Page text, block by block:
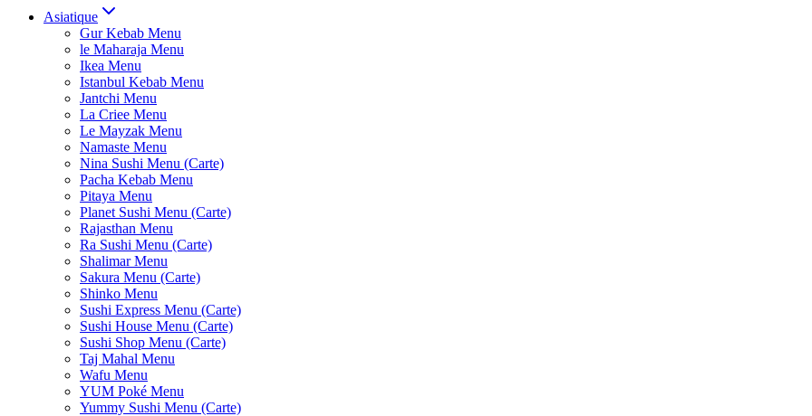
Asiatique
Gur Kebab Menu
le Maharaja Menu
Ikea Menu
Istanbul Kebab Menu
Jantchi Menu
La Criee Menu
Le Mayzak Menu
Namaste Menu
Nina Sushi Menu (Carte)
Pacha Kebab Menu
Pitaya Menu
Planet Sushi Menu (Carte)
Rajasthan Menu
Ra Sushi Menu (Carte)
Shalimar Menu
Sakura Menu (Carte)
Shinko Menu
Sushi Express Menu (Carte)
Sushi House Menu (Carte)
Sushi Shop Menu (Carte)
Taj Mahal Menu
Wafu Menu
YUM Poké Menu
Yummy Sushi Menu (Carte)